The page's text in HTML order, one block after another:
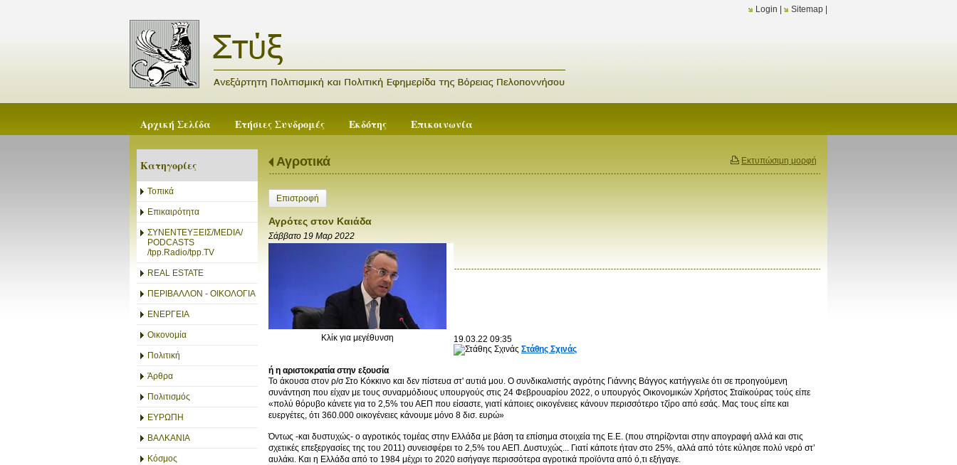
Login Sitemap
Αρχική Σελίδα Ετήσιες Συνδρομές Εκδότης Επικοινωνία
Κατηγορίες
Τοπικά
Επικαιρότητα
ΣΥΝΕΝΤΕΥΞΕΙΣ/MEDIA/
PODCASTS
/tpp.Radio/tpp.TV
REAL ESTATE
ΠΕΡΙΒΑΛΛΟΝ - ΟΙΚΟΛΟΓΙΑ
ΕΝΕΡΓΕΙΑ
Οικονομία
Πολιτική
Άρθρα
Πολιτισμός
ΕΥΡΩΠΗ
ΒΑΛΚΑΝΙΑ
Κόσμος
Εκτυπώσιμη μορφή
Αγροτικά
Επιστροφή
Αγρότες στον Καιάδα
Σάββατο 19 Μαρ 2022
Κλίκ για μεγέθυνση 19.03.22 09:35
Στάθης Σχινάς
ή η αριστοκρατία στην εξουσία
Το άκουσα στον ρ/σ Στο Κόκκινο και δεν πίστευα στ' αυτιά μου. Ο συνδικαλιστής αγρότης Γιάννης Βάγγος κατήγγειλε ότι σε προηγούμενη
συνάντηση που είχαν με τους συναρμόδιους υπουργούς στις 24 Φεβρουαρίου 2022, ο υπουργός Οικονομικών Χρήστος Σταϊκούρας τούς είπε
«πολύ θόρυβο κάνετε για το 2,5% του ΑΕΠ που είσαστε, γιατί κάποιες οικογένειες κάνουν περισσότερο τζίρο από εσάς. Μας τους είπε και
ευεργέτες, ότι 360.000 οικογένειες κάνουμε μόνο 8 δισ. ευρώ»
Όντως -και δυστυχώς- ο αγροτικός τομέας στην Ελλάδα με βάση τα επίσημα στοιχεία της Ε.Ε. (που στηρίζονται στην απογραφή αλλά και στις
σχετικές επεξεργασίες της του 2011) συνεισφέρει το 2,5% του ΑΕΠ. Δυστυχώς... Γιατί κάποτε ήταν στο 25%, αλλά από τότε κύλησε πολύ νερό στ’
αυλάκι. Και η Ελλάδα από το 1984 μέχρι το 2020 εισήγαγε περισσότερα αγροτικά προϊόντα από ό,τι εξήγαγε.